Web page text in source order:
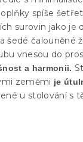
spíše
surovin jako je
a šedé čalouněné
vnesou do
a harmonii.
zeměmi je
u stolování s